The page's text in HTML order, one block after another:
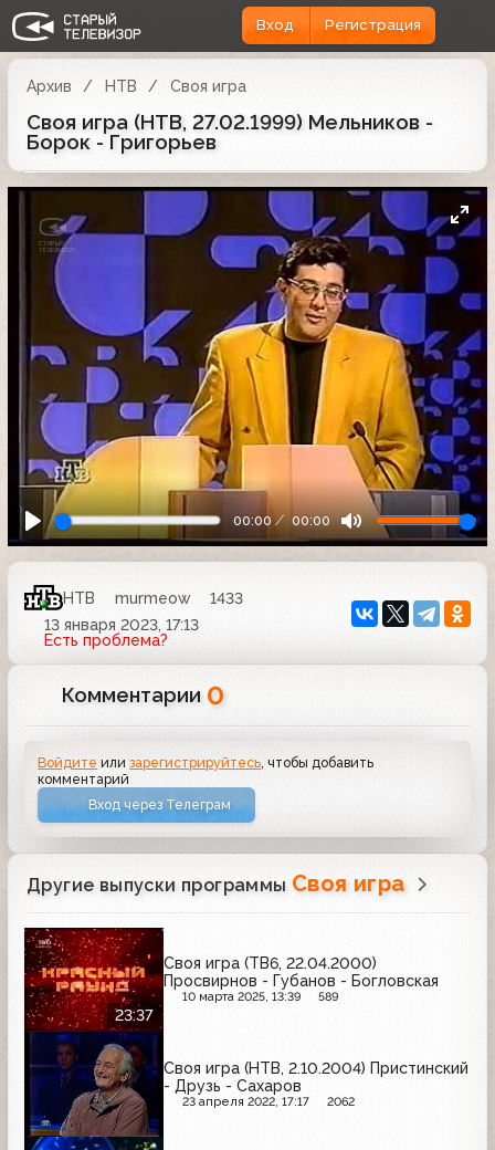
Вход Регистрация
Архив НТВ Своя игра
Своя игра (НТВ, 27.02.1999) Мельников -
Борок - Григорьев
00:00 00:00
НТВ murmeow
1433
13 января 2023, 17:13
Есть проблема?
Комментарии 0
Войдите илизарегистрируйтесь, чтобы добавить
комментарий
Вход через Телеграм
Другие выпуски программы Своя игра
23:37
Своя игра (ТВ6, 22.04.2000)
Просвирнов - Губанов - Богловская
10 марта 2025, 13:39 589
Своя игра (НТВ, 2.10.2004) Пристинский
- Друзь - Сахаров
23 апреля 2022, 17:17 2062